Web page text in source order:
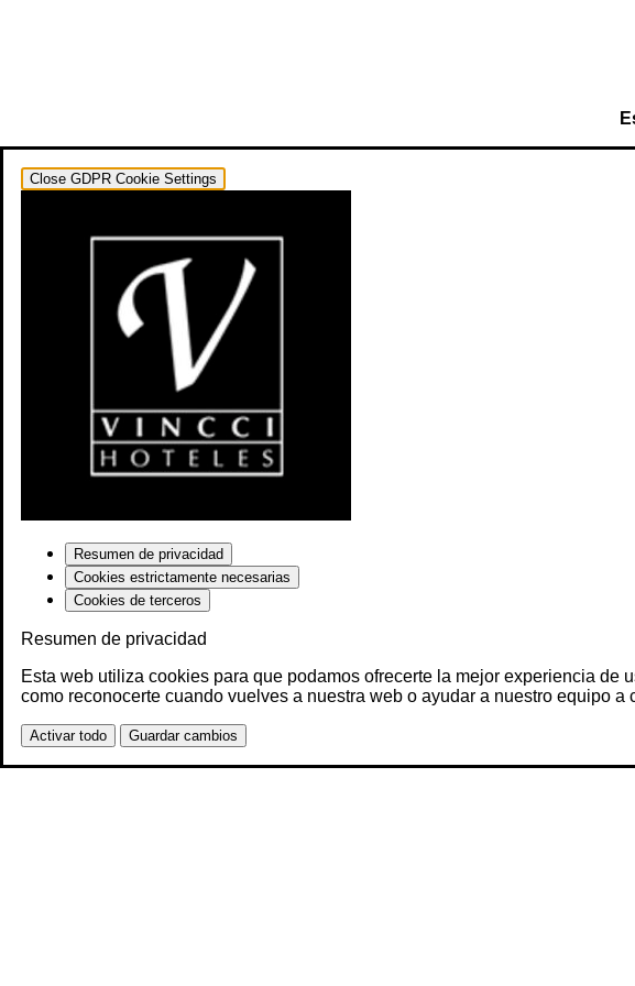
Close GDPR Cookie Settings
Resumen de privacidad
Cookies estrictamente necesarias
Cookies de terceros
Resumen de privacidad
Esta web utiliza cookies para que podamos ofrecerte la mejor experiencia
como reconocerte cuando vuelves a nuestra web o ayudar a nuestro equipo
Activar todo Guardar cambios